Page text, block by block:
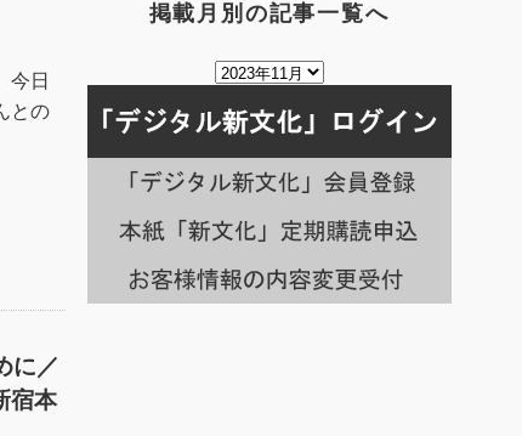
今日
との
に／
宿本
掲載月別の記事一覧へ
掲
月
別
の
事
一
覧